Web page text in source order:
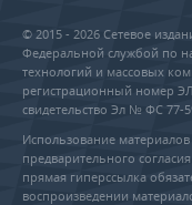
© 2015 - 2026 Сетевое
Федеральной службой по
технологий и массовых
регистрационный номер
свидетельство Эл № ФС 77-
Использование
предварительного
прямая гиперссылка
воспроизведении